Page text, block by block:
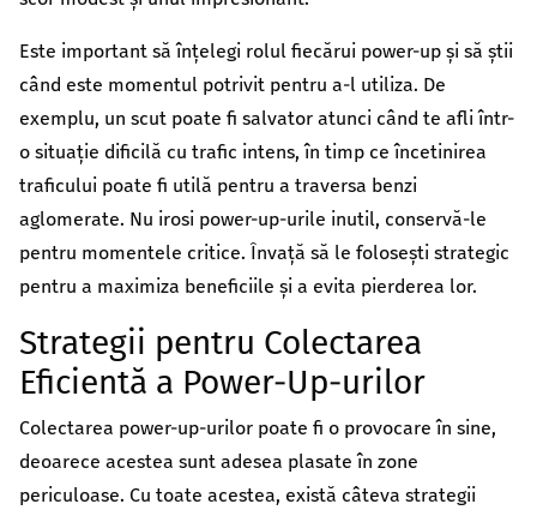
Este important să înțelegi rolul fiecărui power-up și să știi
când este momentul potrivit pentru a-l utiliza. De
exemplu, un scut poate fi salvator atunci când te afli într-
o situație dificilă cu trafic intens, în timp ce încetinirea
traficului poate fi utilă pentru a traversa benzi
aglomerate. Nu irosi power-up-urile inutil, conservă-le
pentru momentele critice. Învață să le folosești strategic
pentru a maximiza beneficiile și a evita pierderea lor.
Strategii pentru Colectarea
Eficientă a Power-Up-urilor
Colectarea power-up-urilor poate fi o provocare în sine,
deoarece acestea sunt adesea plasate în zone
periculoase. Cu toate acestea, există câteva strategii